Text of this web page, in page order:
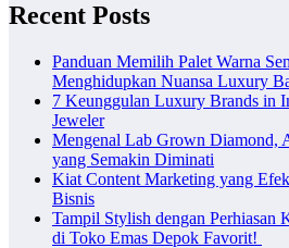
Recent Posts
Panduan Memilih Palet Warna
Menghidupkan Nuansa Luxury
7 Keunggulan Luxury Brands in
Jeweler
Mengenal Lab Grown Diamond,
yang Semakin Diminati
Kiat Content Marketing yang
Bisnis
Tampil Stylish dengan Perhiasan
di Toko Emas Depok Favorit!